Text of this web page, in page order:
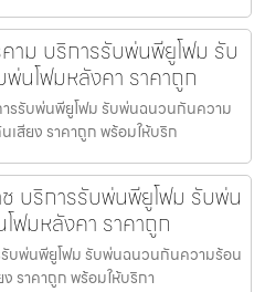
าม บริการรับพ่นพียูโฟม รับ
นโฟมหลังคา ราคาถูก
รรับพ่นพียูโฟม รับพ่นฉนวนกันความ
สียง ราคาถูก พร้อมให้บริก
บริการรับพ่นพียูโฟม รับพ่น
ฟมหลังคา ราคาถูก
บพ่นพียูโฟม รับพ่นฉนวนกันความร้อน
ราคาถูก พร้อมให้บริกา